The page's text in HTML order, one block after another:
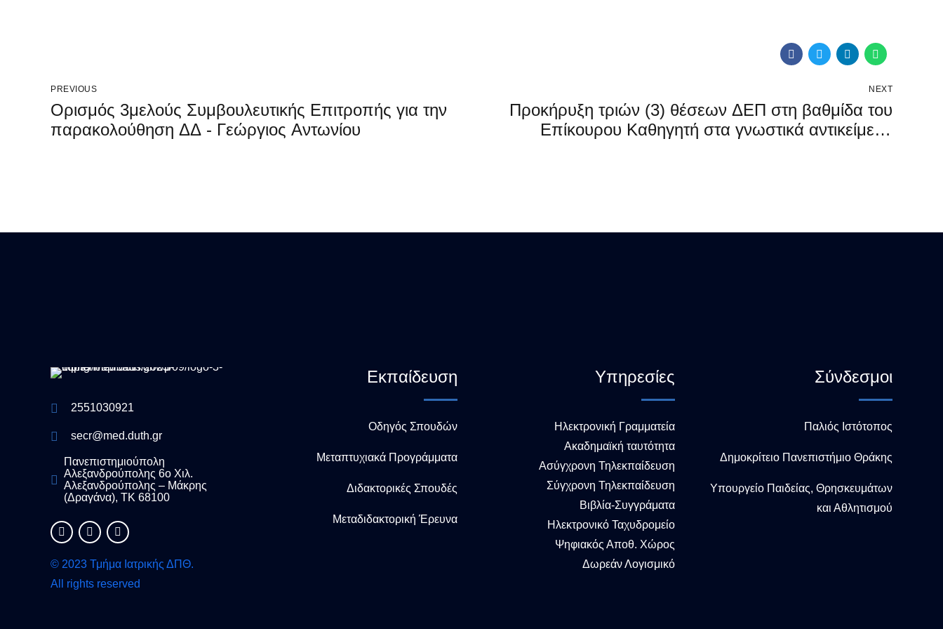
PREVIOUS
Ορισμός 3μελούς Συμβουλευτικής Επιτροπής για την
παρακολούθηση ΔΔ - Γεώργιος Αντωνίου
NEXT
Προκήρυξη τριών (3) θέσεων ΔΕΠ στη βαθμίδα του
Επίκουρου Καθηγητή στα γνωστικά αντικείμενα
2551030921
secr@med.duth.gr
Πανεπιστημιούπολη
Αλεξανδρούπολης 6ο Χιλ.
Αλεξανδρούπολης – Μάκρης
(Δραγάνα), ΤΚ 68100
© 2023 Τμήμα Ιατρικής ΔΠΘ.
All rights reserved
Εκπαίδευση
Οδηγός Σπουδών
Μεταπτυχιακά Προγράμματα
Διδακτορικές Σπουδές
Μεταδιδακτορική Έρευνα
Υπηρεσίες
Ηλεκτρονική Γραμματεία
Ακαδημαϊκή ταυτότητα
Ασύγχρονη Τηλεκπαίδευση
Σύγχρονη Τηλεκπαίδευση
Βιβλία-Συγγράματα
Ηλεκτρονικό Ταχυδρομείο
Ψηφιακός Αποθ. Χώρος
Δωρεάν Λογισμικό
Σύνδεσμοι
Παλιός Ιστότοπος
Δημοκρίτειο Πανεπιστήμιο Θράκης
Υπουργείο Παιδείας, Θρησκευμάτων
και Αθλητισμού